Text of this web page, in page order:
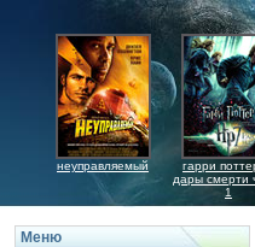
неуправляемый
гарри
дары смерти
1
Меню